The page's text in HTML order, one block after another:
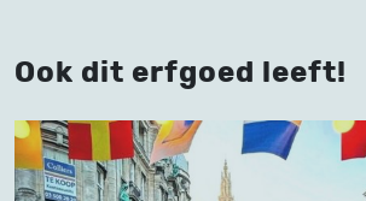
Ook dit erfgoed leeft!